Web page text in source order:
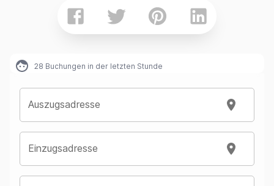
28 Buchungen in der letzten Stunde
Auszugsadresse
Einzugsadresse